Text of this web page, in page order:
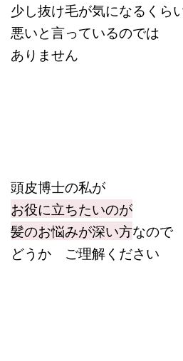
少し抜け毛が気になるくら
悪いと言っているのでは
ありません
頭皮博士の私が
お役に立ちたいのが
髪のお悩みが深い方なので
どうか ご理解ください